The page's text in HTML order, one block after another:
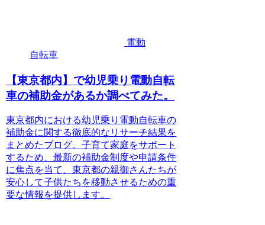
電動
自転車
【東京都内】で幼児乗り電動自転
車の補助金があるか調べてみた。
東京都内における幼児乗り電動自転車の
補助金に関する徹底的なリサーチ結果を
まとめたブログ。子育て家庭をサポート
するため、最新の補助金制度や申請条件
に焦点を当て、東京都の親御さんたちが
安心して子供たちを移動させるための重
要な情報を提供します。